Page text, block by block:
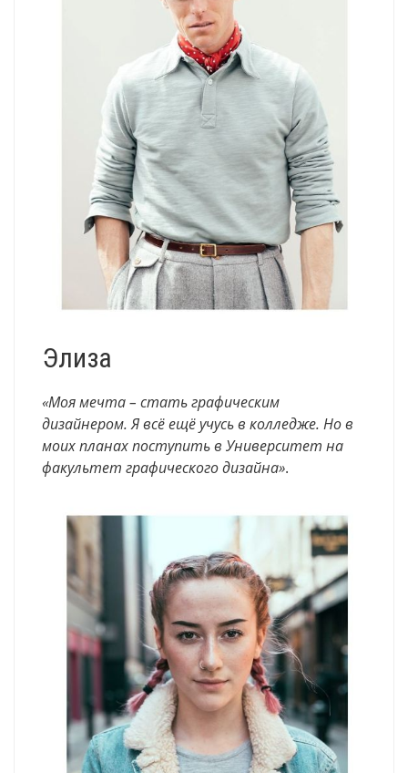
Элиза
«Моя мечта – стать графическим
дизайнером. Я всё ещё учусь в колледже. Но в
моих планах поступить в Университет на
факультет графического дизайна».